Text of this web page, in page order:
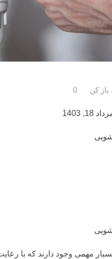
کن 0
1403
مهمی وجود دارند که با